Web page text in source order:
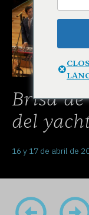
Brisa de
del
16 y 17 de abril de